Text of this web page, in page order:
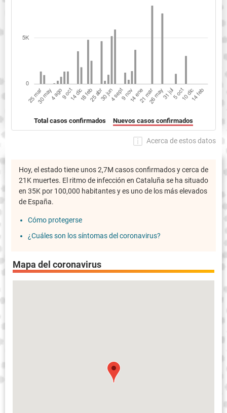
Total casos confirmados Nuevos casos confirmados
Acerca de estos datos
Hoy, el estado tiene unos 2,7M casos confirmados y cerca de
21K muertes. El ritmo de infección en Cataluña se ha situado
en 35K por 100,000 habitantes y es uno de los más elevados
de España.
Cómo protegerse
¿Cuáles son los síntomas del coronavirus?
Mapa del coronavirus